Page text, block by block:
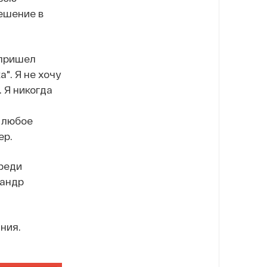
в
Я не хочу
никогда
любое